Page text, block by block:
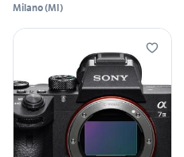
Milano(MI)